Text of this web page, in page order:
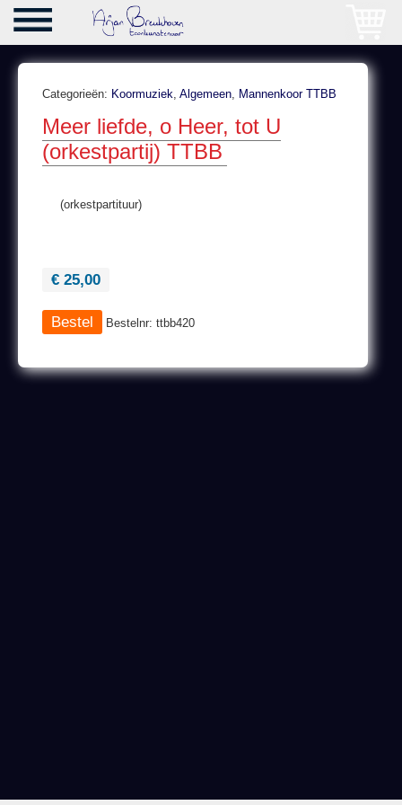
Categorieën: Koormuziek, Algemeen, Mannenkoor TTBB
Meer liefde, o Heer, tot U
(orkestpartij) TTBB
(orkestpartituur)
€ 25,00
Bestelnr: ttbb420